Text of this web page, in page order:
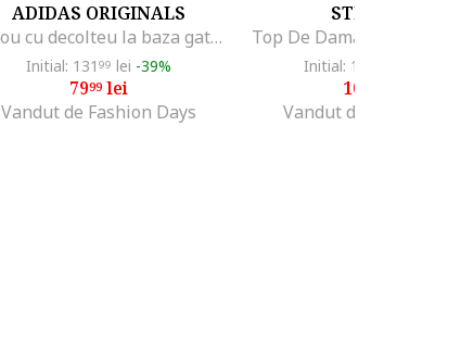
ADIDAS ORIGINALS
Tricou cu decolteu la baza gatului Essentials, Negru
Initial: 131 99 lei -39%
7999lei
Vandut de Fashion Days
STEFANEL
Top De Dama Maro
Initial: 175
105
Vandut de Unic Brands